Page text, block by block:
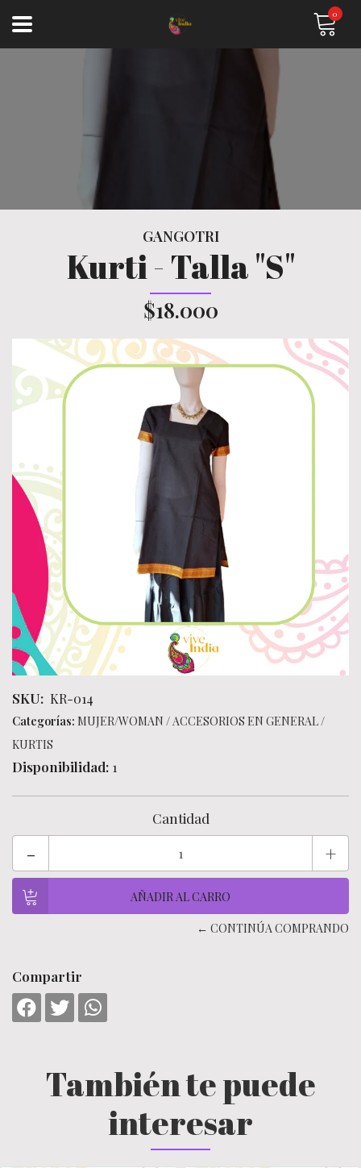
0
GANGOTRI
Kurti - Talla "S"
$18.000
SKU: KR-014
Categorías: MUJER/WOMAN /ACCESORIOS EN GENERAL/
KURTIS
Disponibilidad: 1
Cantidad
- +
← CONTINÚA COMPRANDO
Compartir
También te puede
interesar